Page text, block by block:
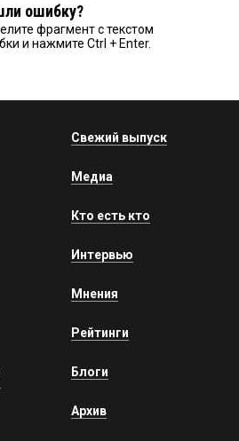
ошибку?
фрагмент с текстом
и нажмите Ctrl + Enter.
Свежий выпуск
Медиа
Кто есть кто
Интервью
Мнения
Рейтинги
Блоги
Архив